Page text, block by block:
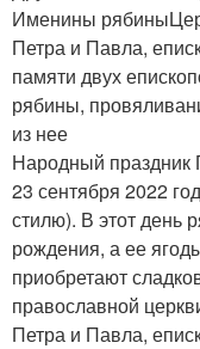
Именины
Петра и Павла,
памяти двух
рябины,
из нее
Народный праздник
23 сентября 2022
стилю). В этот день
рождения, а ее
приобретают
православной
Петра и Павла,